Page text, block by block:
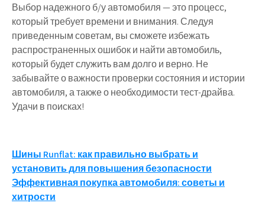
Выбор надежного б/у автомобиля — это процесс,
который требует времени и внимания. Следуя
приведенным советам, вы сможете избежать
распространенных ошибок и найти автомобиль,
который будет служить вам долго и верно. Не
забывайте о важности проверки состояния и истории
автомобиля, а также о необходимости тест-драйва.
Удачи в поисках!
Навигация
по
записям
Шины Runflat: как правильно выбрать и
установить для повышения безопасности
Эффективная покупка автомобиля: советы и
хитрости